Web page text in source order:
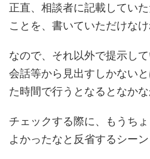
正直、相談者に記載してい
ことを、書いていただけなけ
なので、それ以外で提示し
会話等から見出すしかない
た時間で行うとなるとなかな
チェックする際に、もうち
よかったなと反省するシーン